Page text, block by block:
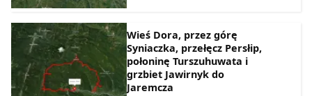
Wieś Dora, przez górę
Syniaczka, przełęcz Persłip,
połoninę Turszuhuwata i
grzbiet Jawirnyk do
Jaremcza